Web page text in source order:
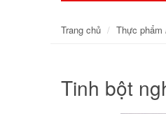
Trang chủ Thực phẩm
Tinh bột